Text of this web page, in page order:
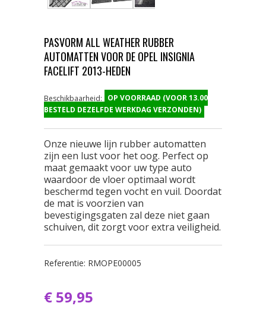
PASVORM ALL WEATHER RUBBER
AUTOMATTEN VOOR DE OPEL INSIGNIA
FACELIFT 2013-HEDEN
Beschikbaarheid:
OP VOORRAAD (VOOR 13.00
BESTELD DEZELFDE WERKDAG VERZONDEN)
Onze nieuwe lijn rubber automatten
zijn een lust voor het oog. Perfect op
maat gemaakt voor uw type auto
waardoor de vloer optimaal wordt
beschermd tegen vocht en vuil. Doordat
de mat is voorzien van
bevestigingsgaten zal deze niet gaan
schuiven, dit zorgt voor extra veiligheid.
Referentie: RMOPE00005
€ 59,95